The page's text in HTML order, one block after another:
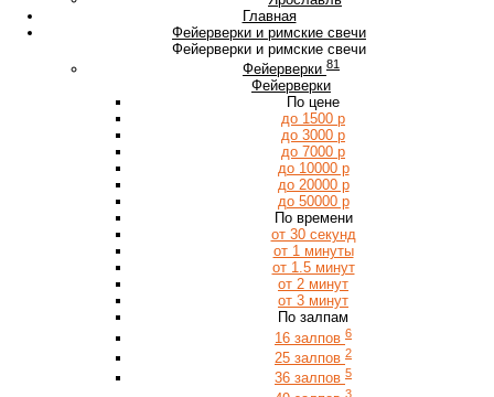
Главная
Фейерверки и римские свечи
Фейерверки и римские свечи
Фейерверки 81
Фейерверки
По цене
до 1500 р
до 3000 р
до 7000 р
до 10000 р
до 20000 р
до 50000 р
По времени
от 30 секунд
от 1 минуты
от 1.5 минут
от 2 минут
от 3 минут
По залпам
16 залпов 6
25 залпов 2
36 залпов 5
3